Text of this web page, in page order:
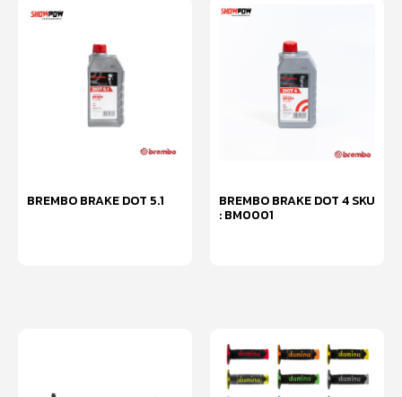
BREMBO BRAKE DOT 5.1 BREMBO BRAKE DOT 4 SKU
: BM0001